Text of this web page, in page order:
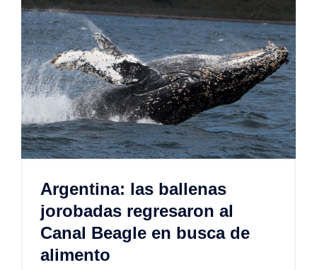
Argentina: las ballenas
jorobadas regresaron al
Canal Beagle en busca de
alimento